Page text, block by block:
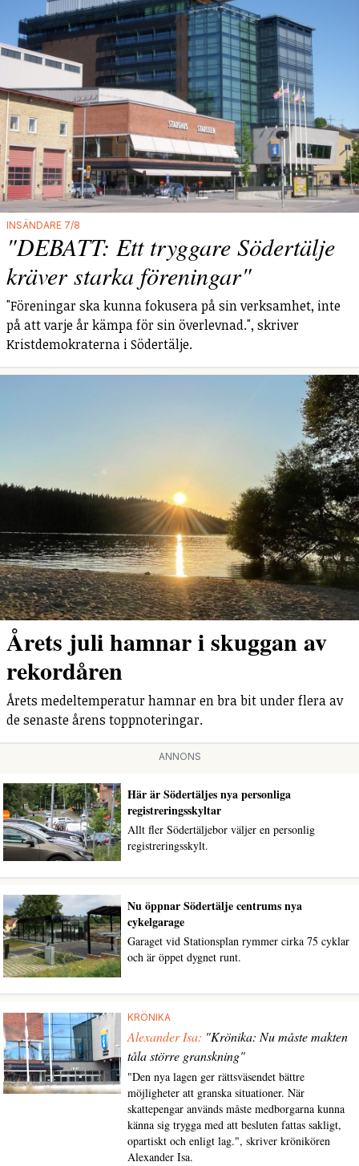
INSÄNDARE 7/8
"DEBATT: Ett tryggare Södertälje
kräver starka föreningar"
"Föreningar ska kunna fokusera på sin verksamhet, inte
på att varje år kämpa för sin överlevnad.", skriver
Kristdemokraterna i Södertälje.
Årets juli hamnar i skuggan av
rekordåren
Årets medeltemperatur hamnar en bra bit under flera av
de senaste årens toppnoteringar.
ANNONS
Här är Södertäljes nya personliga
registreringsskyltar
Allt fler Södertäljebor väljer en personlig
registreringsskylt.
Nu öppnar Södertälje centrums nya
cykelgarage
Garaget vid Stationsplan rymmer cirka 75 cyklar
och är öppet dygnet runt.
KRÖNIKA
Alexander Isa: "Krönika: Nu måste makten
tåla större granskning"
"Den nya lagen ger rättsväsendet bättre
möjligheter att granska situationer. När
skattepengar används måste medborgarna kunna
känna sig trygga med att besluten fattas sakligt,
opartiskt och enligt lag.", skriver krönikören
Alexander Isa.